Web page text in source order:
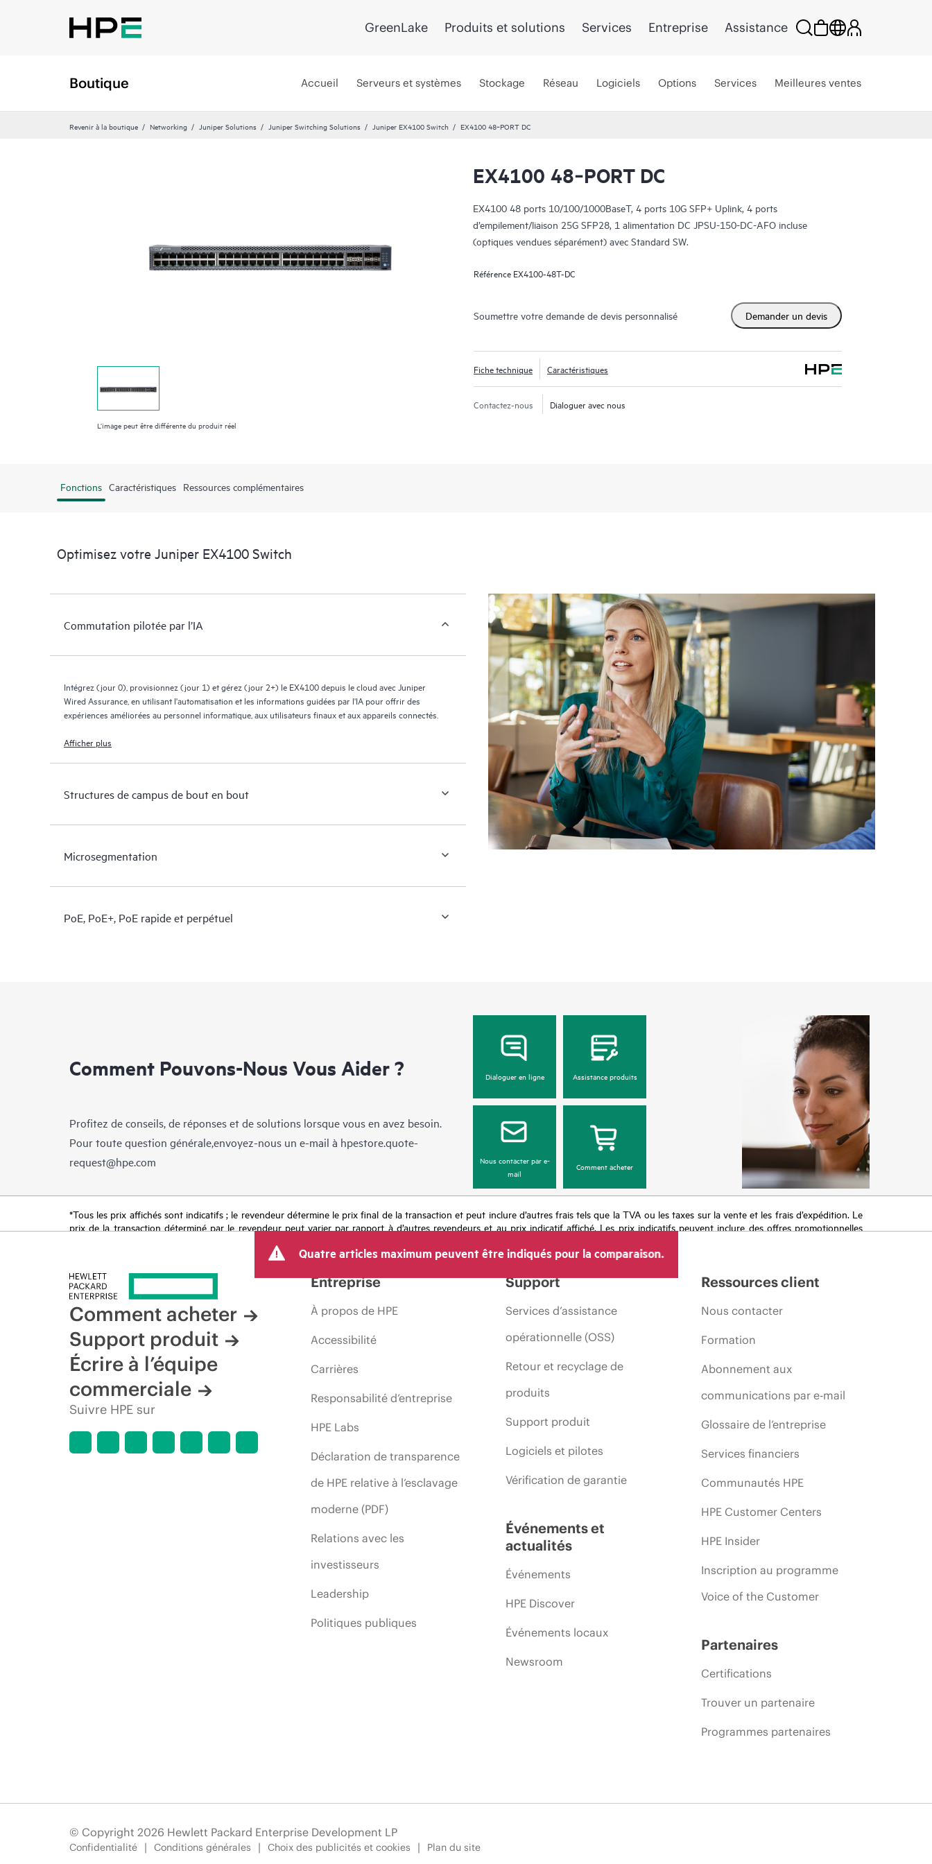
GreenLake Produits et solutions Services Entreprise Assistance
Boutique Accueil Serveurs et systèmes Stockage Réseau Logiciels Options Services Meilleures ventes
Revenir à la boutique Networking Juniper Solutions Juniper Switching Solutions Juniper EX4100 Switch EX4100 48‑PORT DC
L’image peut être différente du produit réel
EX4100 48‑PORT DC
EX4100 48 ports 10/100/1000BaseT, 4 ports 10G SFP+ Uplink, 4 ports
d’empilement/liaison 25G SFP28, 1 alimentation DC JPSU-150-DC-AFO incluse
(optiques vendues séparément) avec Standard SW.
Référence EX4100-48T-DC
Soumettre votre demande de devis personnalisé Demander un devis
Fiche technique Caractéristiques
Contactez-nous Dialoguer avec nous
Fonctions Caractéristiques Ressources complémentaires
Optimisez votre Juniper EX4100 Switch
Commutation pilotée par l’IA
Intégrez (jour 0), provisionnez (jour 1) et gérez (jour 2+) le EX4100 depuis le cloud avec Juniper
Wired Assurance, en utilisant l'automatisation et les informations guidées par l'IA pour offrir des
expériences améliorées au personnel informatique, aux utilisateurs finaux et aux appareils connectés.
Afficher plus
Structures de campus de bout en bout
Microsegmentation
PoE, PoE+, PoE rapide et perpétuel
Comment Pouvons-Nous Vous Aider ?
Profitez de conseils, de réponses et de solutions lorsque vous en avez besoin.
Pour toute question générale,envoyez-nous un e-mail à hpestore.quote-
request@hpe.com
Dialoguer en ligne Assistance produits
Nous contacter par e-
mail
Comment acheter
*Tous les prix affichés sont indicatifs ; le revendeur détermine le prix final de la transaction et peut inclure d’autres frais tels que la TVA ou les taxes sur la vente et les frais d’expédition. Le
prix de la transaction déterminé par le revendeur peut varier par rapport à d’autres revendeurs et au prix indicatif affiché. Les prix indicatifs peuvent inclure des offres promotionnelles
produit, la disponibilité restreinte d’un produit, la fin d’une période de promotion et des erreurs dans les publicités.
Quatre articles maximum peuvent être indiqués pour la comparaison.
Comment acheter
Support produit
Écrire à l’équipe
commerciale
Suivre HPE sur
Entreprise
À propos de HPE
Accessibilité
Carrières
Responsabilité d’entreprise
HPE Labs
Déclaration de transparence
de HPE relative à l’esclavage
moderne (PDF)
Relations avec les
investisseurs
Leadership
Politiques publiques
Support
Services d’assistance
opérationnelle (OSS)
Retour et recyclage de
produits
Support produit
Logiciels et pilotes
Vérification de garantie
Événements et
actualités
Événements
HPE Discover
Événements locaux
Newsroom
Ressources client
Nous contacter
Formation
Abonnement aux
communications par e-mail
Glossaire de l’entreprise
Services financiers
Communautés HPE
HPE Customer Centers
HPE Insider
Inscription au programme
Voice of the Customer
Partenaires
Certifications
Trouver un partenaire
Programmes partenaires
© Copyright 2026 Hewlett Packard Enterprise Development LP
Confidentialité Conditions générales Choix des publicités et cookies Plan du site